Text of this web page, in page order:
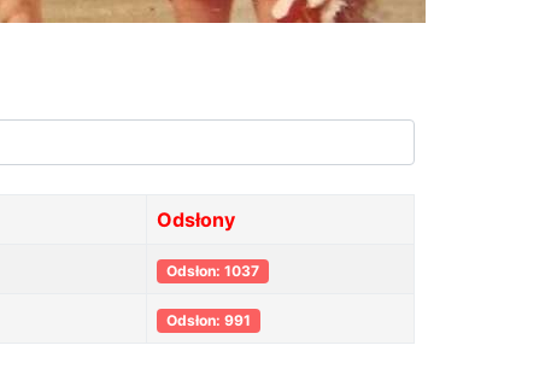
Odsłony
Odsłon: 1037
Odsłon: 991